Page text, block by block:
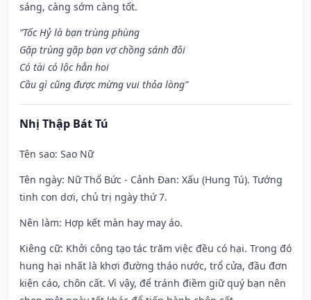
sáng, càng sớm càng tốt.
“Tốc Hỷ là bạn trùng phùng
Gặp trùng gặp bạn vợ chồng sánh đôi
Có tài có lộc hẳn hoi
Cầu gì cũng được mừng vui thỏa lòng”
Nhị Thập Bát Tú
Tên sao: Sao Nữ
Tên ngày: Nữ Thổ Bức - Cảnh Đan: Xấu (Hung Tú). Tướng
tinh con dơi, chủ trị ngày thứ 7.
Nên làm: Hợp kết màn hay may áo.
Kiêng cữ: Khởi công tạo tác trăm việc đều có hại. Trong đó
hung hại nhất là khơi đường tháo nước, trổ cửa, đầu đơn
kiện cáo, chôn cất. Vì vậy, để tránh điềm giữ quý bạn nên